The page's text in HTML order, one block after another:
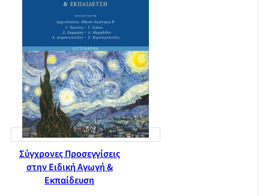
Σύγχρονες Προσεγγίσεις
στην Ειδική Αγωγή &
Εκπαίδευση